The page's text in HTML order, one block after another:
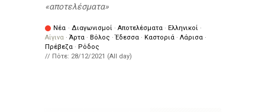
αποτελέσματα
Νέα · Διαγωνισμοί · Αποτελέσματα · Ελληνικοί ·
Αίγινα · Άρτα · Βόλος ·Έδεσσα · Καστοριά · Λάρισα ·
Πρέβεζα · Ρόδος
// Πότε: 28/12/2021 (All day)